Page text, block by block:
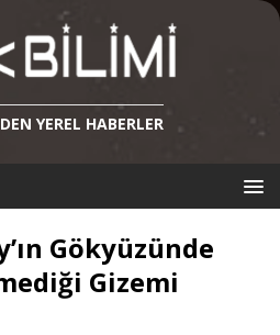
YEREL HABERLER
Gökyüzünde
Gizemi